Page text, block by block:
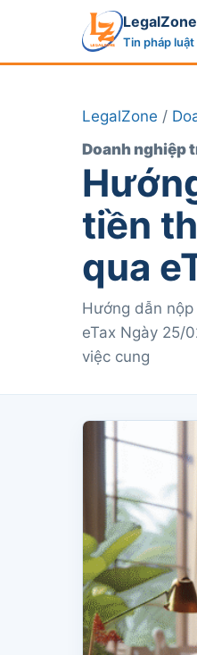
LegalZone
Tin pháp luật
LegalZone /
Doanh nghiệp
tiền
qua
Hướng dẫn
eTax Ngày 25/
việc cung